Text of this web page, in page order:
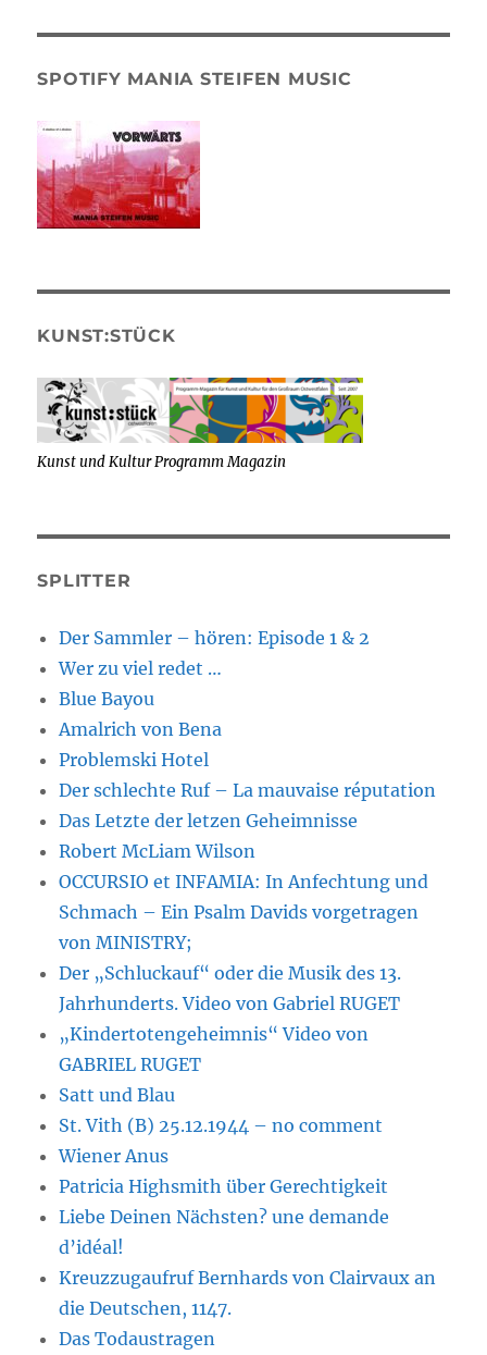
SPOTIFY MANIA STEIFEN MUSIC
KUNST:STÜCK
Kunst und Kultur Programm Magazin
SPLITTER
Der Sammler – hören: Episode 1 & 2
Wer zu viel redet …
Blue Bayou
Amalrich von Bena
Problemski Hotel
Der schlechte Ruf – La mauvaise réputation
Das Letzte der letzen Geheimnisse
Robert McLiam Wilson
OCCURSIO et INFAMIA: In Anfechtung und
Schmach – Ein Psalm Davids vorgetragen
von MINISTRY;
Der „Schluckauf“ oder die Musik des 13.
Jahrhunderts. Video von Gabriel RUGET
„Kindertotengeheimnis“ Video von
GABRIEL RUGET
Satt und Blau
St. Vith (B) 25.12.1944 – no comment
Wiener Anus
Patricia Highsmith über Gerechtigkeit
Liebe Deinen Nächsten? une demande
d’idéal!
Kreuzzugaufruf Bernhards von Clairvaux an
die Deutschen, 1147.
Das Todaustragen